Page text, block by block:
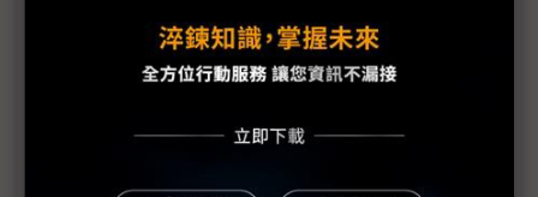
川普點評關稅退稅：不申請才是聰明舉動
美國非法關稅退款作業費時 蘋果預計3Q26才能領回